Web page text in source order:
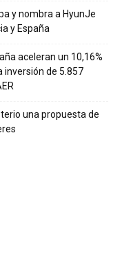
y nombra a HyunJe
y España
aceleran un 10,16%
inversión de 5.857
una propuesta de